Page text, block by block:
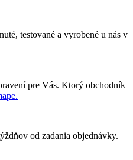
testované a vyrobené u nás v
pre Vás. Ktorý obchodník
od zadania objednávky.